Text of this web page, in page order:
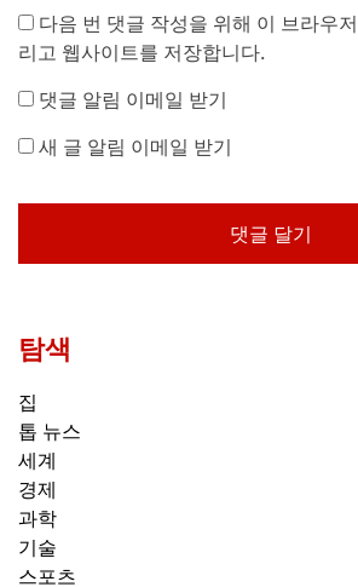
다음 번 댓글 작성을 위해 이 브라우
리고 웹사이트를 저장합니다.
댓글 알림 이메일 받기
새 글 알림 이메일 받기
탐색
집
톱 뉴스
세계
경제
과학
기술
스포츠